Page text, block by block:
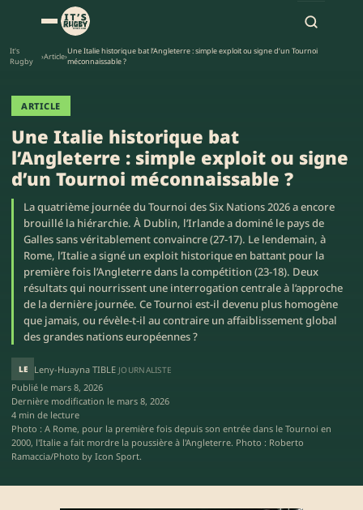
It's
Rugby
›Article›Une Italie historique bat l’Angleterre : simple exploit ou signe d’un Tournoi
méconnaissable ?
ARTICLE
Une Italie historique bat
l’Angleterre : simple exploit ou signe
d’un Tournoi méconnaissable ?
La quatrième journée du Tournoi des Six Nations 2026 a encore
brouillé la hiérarchie. À Dublin, l’Irlande a dominé le pays de
Galles sans véritablement convaincre (27-17). Le lendemain, à
Rome, l’Italie a signé un exploit historique en battant pour la
première fois l’Angleterre dans la compétition (23-18). Deux
résultats qui nourrissent une interrogation centrale à l’approche
de la dernière journée. Ce Tournoi est-il devenu plus homogène
que jamais, ou révèle-t-il au contraire un affaiblissement global
des grandes nations européennes ?
LE Leny-Huayna TIBLE JOURNALISTE
Publié le mars 8, 2026
Dernière modification le mars 8, 2026
4 min de lecture
Photo : A Rome, pour la première fois depuis son entrée dans le Tournoi en
2000, l'Italie a fait mordre la poussière à l'Angleterre. Photo : Roberto
Ramaccia/Photo by Icon Sport.